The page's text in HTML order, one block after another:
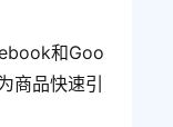
和Goo
商品快速引